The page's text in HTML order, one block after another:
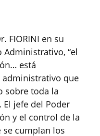
FIORINI en su
“el
está
que
sobre toda la
jefe del Poder
y el control de la
cumplan los